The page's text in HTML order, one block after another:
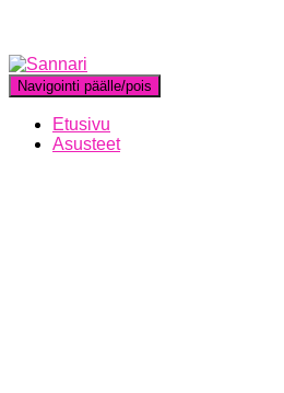
Navigointi päälle/pois
Etusivu
Asusteet